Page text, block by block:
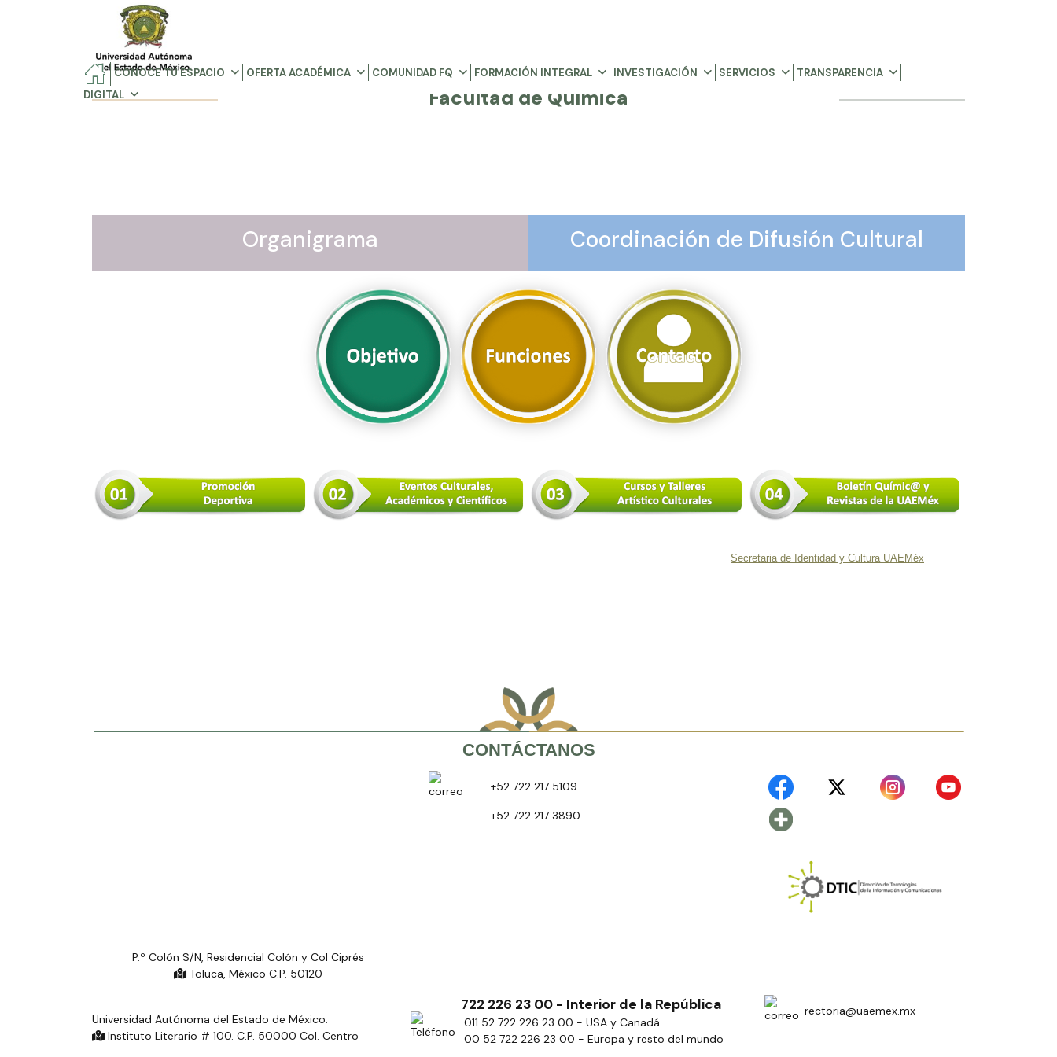
CONOCE TU ESPACIO OFERTA ACADÉMICA COMUNIDAD FQ FORMACIÓN INTEGRAL INVESTIGACIÓN SERVICIOS
TRANSPARENCIA
DIGITAL
Facultad de Química
Organigrama Coordinación de Difusión Cultural
Secretaria de Identidad y Cultura UAEMéx
CONTÁCTANOS
P.º Colón S/N, Residencial Colón y Col Ciprés
Toluca, México C.P. 50120
+52 722 217 5109
+52 722 217 3890
Universidad Autónoma del Estado de México.
Instituto Literario # 100. C.P. 50000 Col. Centro
722 226 23 00 - Interior de la República
011 52 722 226 23 00 - USA y Canadá
00 52 722 226 23 00 - Europa y resto del mundo
rectoria@uaemex.mx